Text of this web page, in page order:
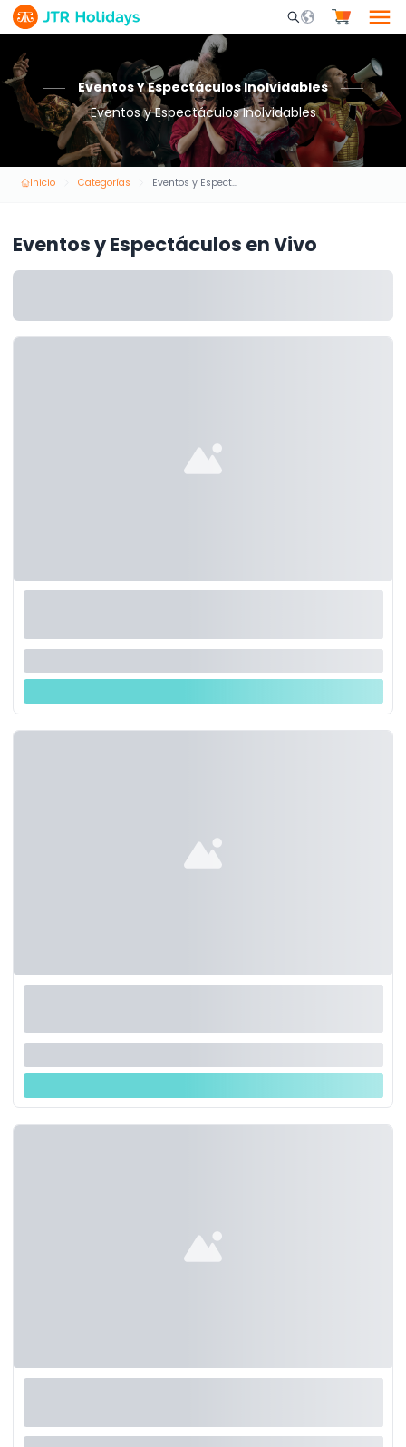
Mobile Search
Eventos Y Espectáculos Inolvidables
Eventos y Espectáculos Inolvidables
Inicio Categorías Eventos y Espectáculos en Vivo
Eventos y Espectáculos en Vivo